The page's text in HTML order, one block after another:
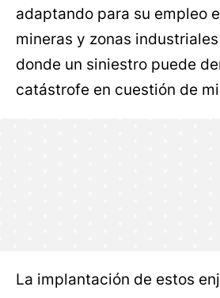
adaptando para su empleo
mineras y zonas
donde un siniestro puede
catástrofe en cuestión de
La implantación de estos